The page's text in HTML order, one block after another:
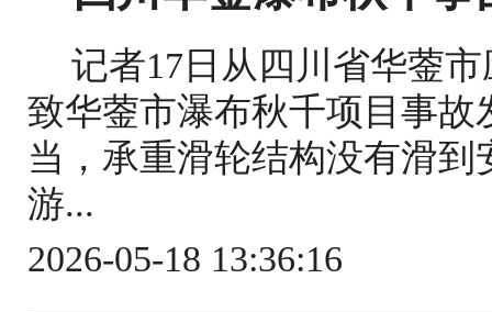
记者17日从四川省华蓥
致华蓥市瀑布秋千项目事
当，承重滑轮结构没有滑
游...
2026-05-18 13:36:16